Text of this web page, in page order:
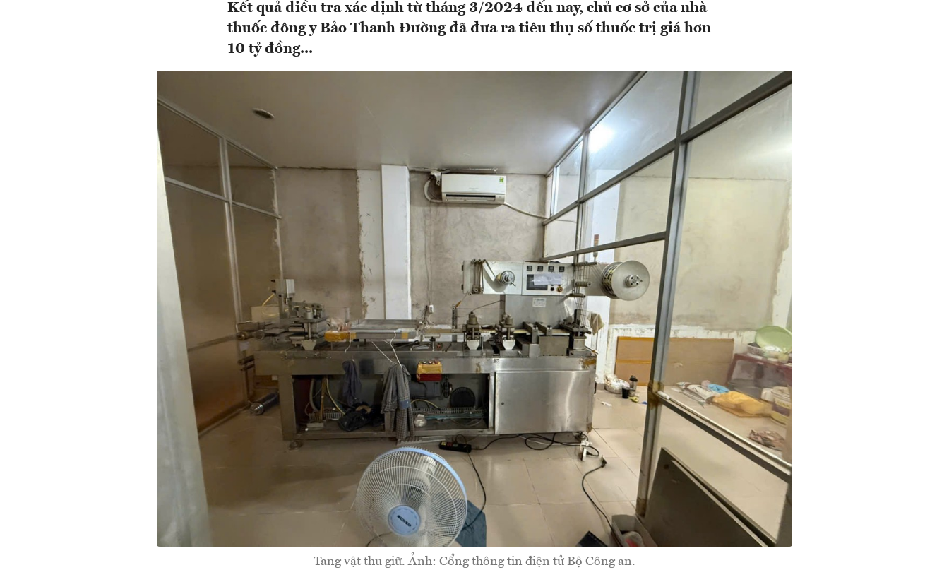
Kết quả điều tra xác định từ tháng 3/2024 đến nay, chủ cơ sở của nhà
thuốc đông y Bảo Thanh Đường đã đưa ra tiêu thụ số thuốc trị giá hơn
10 tỷ đồng...
Tang vật thu giữ. Ảnh: Cổng thông tin điện tử Bộ Công an.